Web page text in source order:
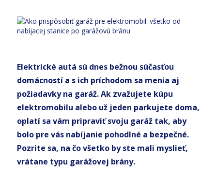
Elektrické autá sú dnes bežnou súčasťou
domácností a s ich príchodom sa menia aj
požiadavky na garáž. Ak zvažujete kúpu
elektromobilu alebo už jeden parkujete doma,
oplatí sa vám pripraviť svoju garáž tak, aby
bolo pre vás nabíjanie pohodlné a bezpečné.
Pozrite sa, na čo všetko by ste mali myslieť,
vrátane typu garážovej brány.